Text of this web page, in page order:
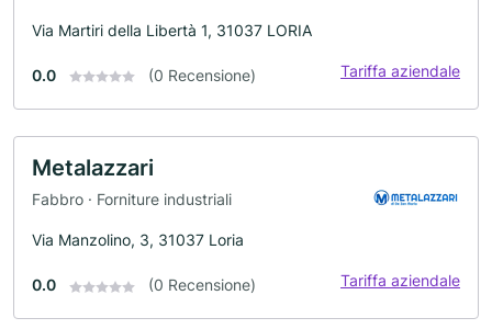
Via Martiri della Libertà 1, 31037 LORIA
0.0 (0 Recensione) Tariffa aziendale
Metalazzari
Fabbro · Forniture industriali
Via Manzolino, 3, 31037 Loria
0.0 (0 Recensione) Tariffa aziendale